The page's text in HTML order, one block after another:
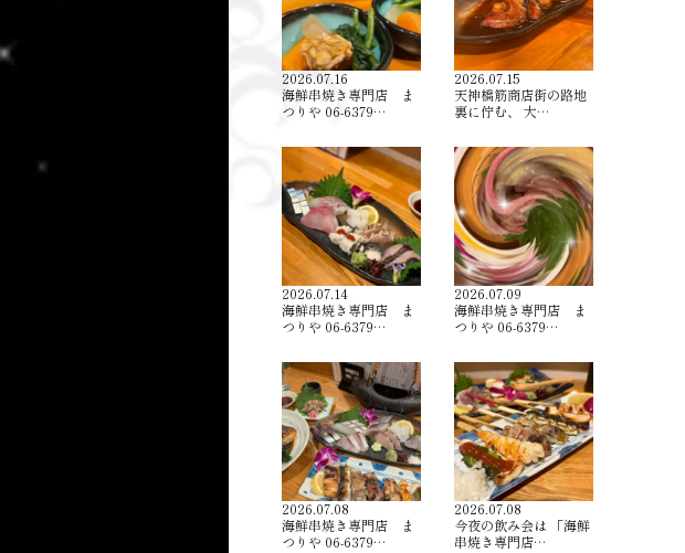
2026.07.16
海鮮串焼き専門店 ま
つりや 06-6379…
2026.07.15
天神橋筋商店街の路地
裏に佇む、 大…
2026.07.14
海鮮串焼き専門店 ま
つりや 06-6379…
2026.07.09
海鮮串焼き専門店 ま
つりや 06-6379…
2026.07.08
海鮮串焼き専門店 ま
つりや 06-6379…
2026.07.08
今夜の飲み会は 「海鮮
串焼き専門店…